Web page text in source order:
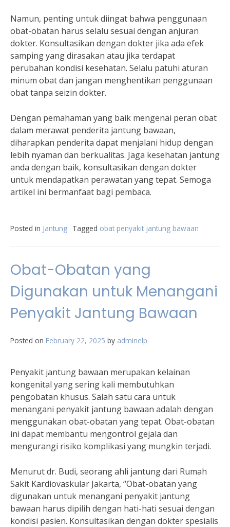
Namun, penting untuk diingat bahwa penggunaan
obat-obatan harus selalu sesuai dengan anjuran
dokter. Konsultasikan dengan dokter jika ada efek
samping yang dirasakan atau jika terdapat
perubahan kondisi kesehatan. Selalu patuhi aturan
minum obat dan jangan menghentikan penggunaan
obat tanpa seizin dokter.
Dengan pemahaman yang baik mengenai peran obat
dalam merawat penderita jantung bawaan,
diharapkan penderita dapat menjalani hidup dengan
lebih nyaman dan berkualitas. Jaga kesehatan jantung
anda dengan baik, konsultasikan dengan dokter
untuk mendapatkan perawatan yang tepat. Semoga
artikel ini bermanfaat bagi pembaca.
Posted in Jantung Tagged obat penyakit jantung bawaan
Obat-Obatan yang
Digunakan untuk Menangani
Penyakit Jantung Bawaan
Posted on February 22, 2025 by adminelp
Penyakit jantung bawaan merupakan kelainan
kongenital yang sering kali membutuhkan
pengobatan khusus. Salah satu cara untuk
menangani penyakit jantung bawaan adalah dengan
menggunakan obat-obatan yang tepat. Obat-obatan
ini dapat membantu mengontrol gejala dan
mengurangi risiko komplikasi yang mungkin terjadi.
Menurut dr. Budi, seorang ahli jantung dari Rumah
Sakit Kardiovaskular Jakarta, “Obat-obatan yang
digunakan untuk menangani penyakit jantung
bawaan harus dipilih dengan hati-hati sesuai dengan
kondisi pasien. Konsultasikan dengan dokter spesialis